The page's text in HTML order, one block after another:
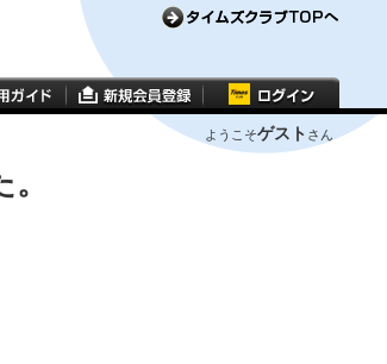
ようこそゲスト さん